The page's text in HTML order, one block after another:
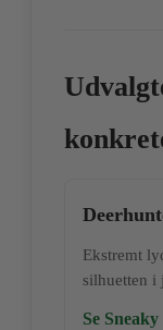
Ekstremt
silhuetten
Se